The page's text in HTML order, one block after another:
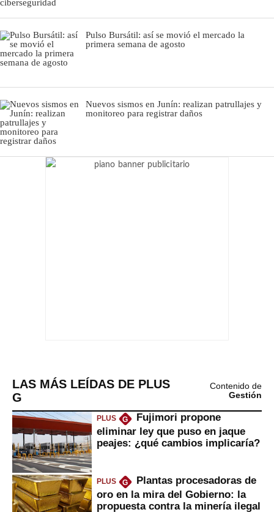
Pulso Bursátil: así se movió el mercado la
primera semana de agosto
Nuevos sismos en Junín: realizan patrullajes y
monitoreo para registrar daños
LAS MÁS LEÍDAS DE PLUS
G
Contenido de
Gestión
PLUS G
Fujimori propone
eliminar ley que puso en jaque
peajes: ¿qué cambios implicaría?
PLUS G
Plantas procesadoras de
oro en la mira del Gobierno: la
propuesta contra la minería ilegal